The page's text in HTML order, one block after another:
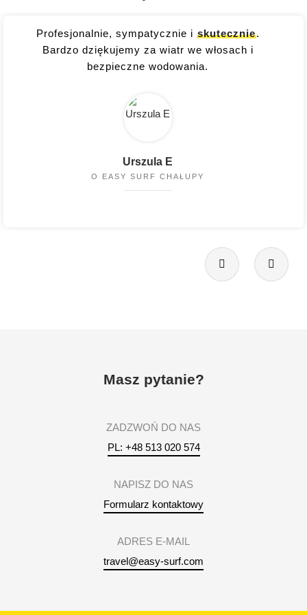
Urszula E
O EASY SURF CHAŁUPY
Profesjonalnie, sympatycznie i skutecznie.
Bardzo dziękujemy za wiatr we włosach i
bezpieczne wodowania.
Masz pytanie?
ZADZWOŃ DO NAS
PL: +48 513 020 574
NAPISZ DO NAS
Formularz kontaktowy
ADRES E-MAIL
travel@easy-surf.com